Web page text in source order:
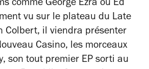
comme George Ezra ou Ed
vu sur le plateau du Late
Colbert, il viendra présenter
Casino, les morceaux
, son tout premier EP sorti au